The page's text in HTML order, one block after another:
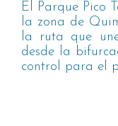
El Parque Pico
la zona de
la ruta que
desde la
control para el